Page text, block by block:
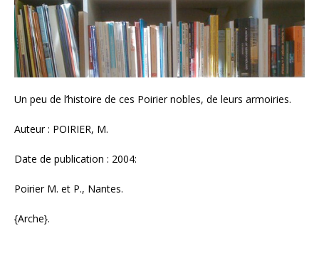
Un peu de l’histoire de ces Poirier nobles, de leurs armoiries.
Auteur : POIRIER, M.
Date de publication : 2004:
Poirier M. et P., Nantes.
{Arche}.